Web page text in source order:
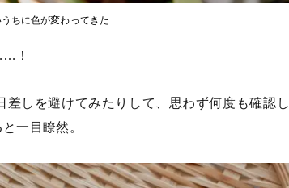
ちに色が変わってきた
！
しを避けてみたりして、思わず何度も確認し
一目瞭然。